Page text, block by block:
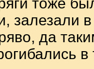
залезали
да